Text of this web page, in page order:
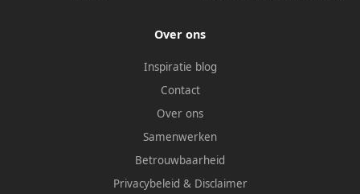
Over ons
Inspiratie blog
Contact
Over ons
Samenwerken
Betrouwbaarheid
Privacybeleid & Disclaimer